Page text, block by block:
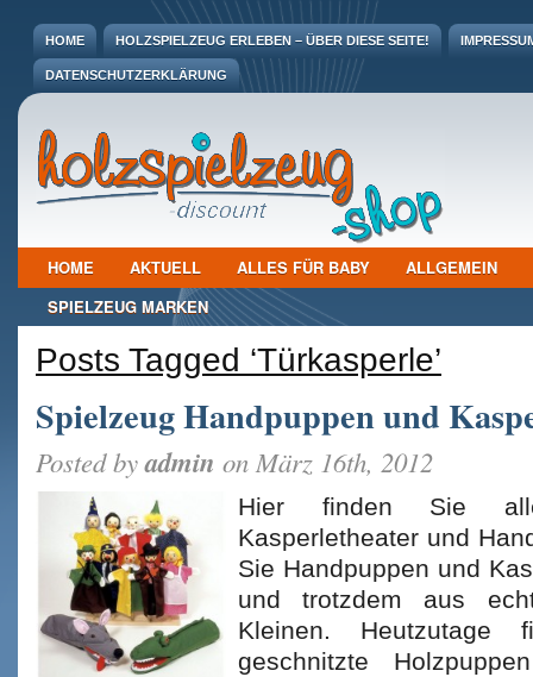
HOME HOLZSPIELZEUG ERLEBEN – ÜBER DIESE SEITE!
DATENSCHUTZERKLÄRUNG
HOME AKTUELL ALLES FÜR BABY
ALLGEMEIN
SPIELZEUG MARKEN
Posts Tagged ‘Türkasperle’
Spielzeug Handpuppen und
Posted byadmin on März 16th, 2012
Hier finden Sie
Kasperletheater und
Sie Handpuppen und
und trotzdem aus
Kleinen. Heutzutage
geschnitzte